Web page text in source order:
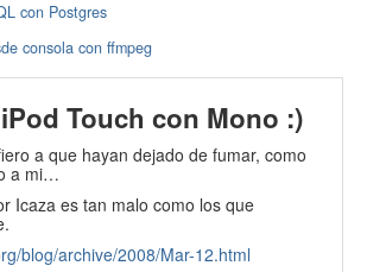
con Postgres
consola con ffmpeg
Touch con Mono :)
a que hayan dejado de fumar, como
a mi…
Icaza es tan malo como los que
blog/archive/2008/Mar-12.html